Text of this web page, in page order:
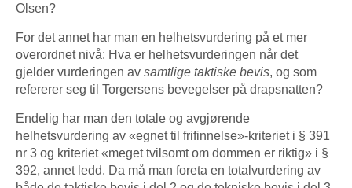
Olsen?
For det annet har man en helhetsvurdering på et mer
overordnet nivå: Hva er helhetsvurderingen når det
gjelder vurderingen av samtlige taktiske bevis, og som
refererer seg til Torgersens bevegelser på drapsnatten?
Endelig har man den totale og avgjørende
helhetsvurdering av «egnet til frifinnelse»-kriteriet i § 391
nr 3 og kriteriet «meget tvilsomt om dommen er riktig» i §
392, annet ledd. Da må man foreta en totalvurdering av